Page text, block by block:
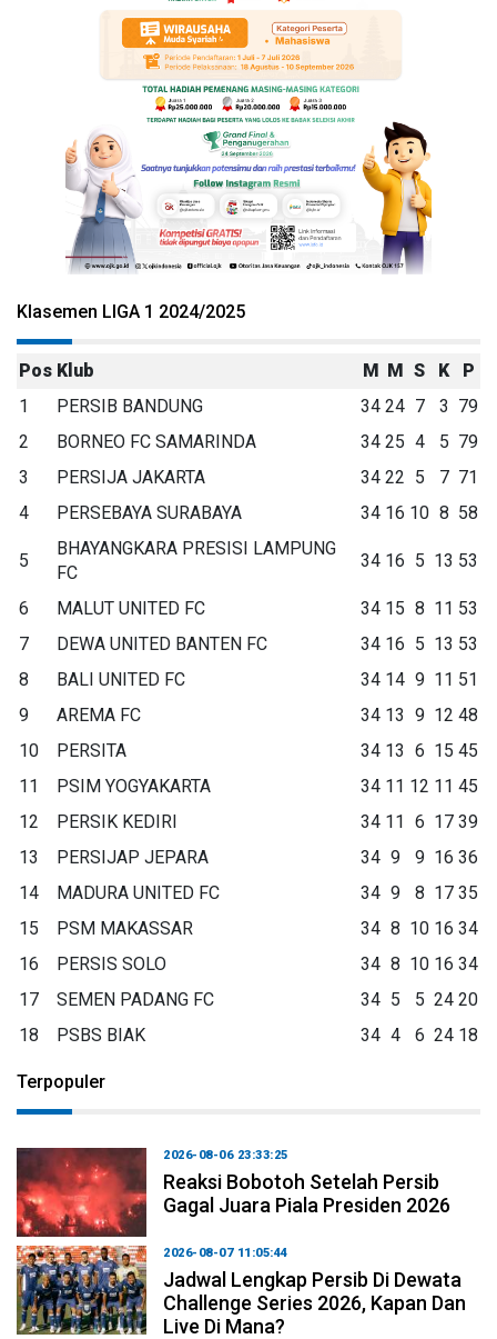
Klasemen LIGA 1 2024/2025
Pos Klub M M S K
P
1
PERSIB BANDUNG 34 24 7 3 79
2
BORNEO FC SAMARINDA 34 25 4 5 79
3
PERSIJA JAKARTA 34 22 5 7 71
4
PERSEBAYA SURABAYA 34 16 10 8 58
5
BHAYANGKARA PRESISI LAMPUNG
FC
34 16 5 13 53
6 MALUT UNITED FC 34 15 8 11 53
7
DEWA UNITED BANTEN FC 34 16 5 13 53
8
BALI UNITED FC 34 14 9 11 51
9
AREMA FC 34 13 9 12 48
10
PERSITA 34 13 6 15 45
11
PSIM YOGYAKARTA 34 11 12 11 45
12
PERSIK KEDIRI 34 11 6 17 39
13
PERSIJAP JEPARA 34 9 9 16 36
14
MADURA UNITED FC 34 9 8 17 35
15
PSM MAKASSAR 34 8 10 16 34
16
PERSIS SOLO 34 8 10 16 34
17
SEMEN PADANG FC 34 5 5 24 20
18
PSBS BIAK 34 4 6 24 18
Terpopuler
2026-08-06 23:33:25
Reaksi Bobotoh Setelah Persib
Gagal Juara Piala Presiden 2026
2026-08-07 11:05:44
Jadwal Lengkap Persib Di Dewata
Challenge Series 2026, Kapan Dan
Live Di Mana?